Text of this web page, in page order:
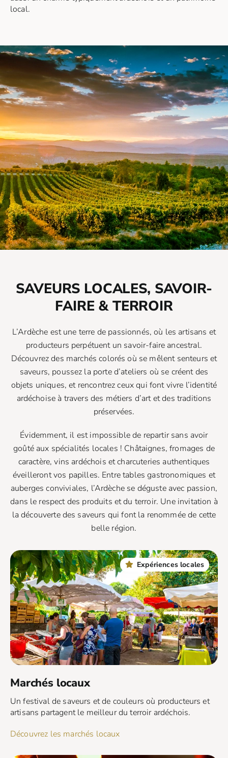
local.
SAVEURS LOCALES, SAVOIR-
FAIRE & TERROIR
L’Ardèche est une terre de passionnés, où les artisans et
producteurs perpétuent un savoir-faire ancestral.
Découvrez des marchés colorés où se mêlent senteurs et
saveurs, poussez la porte d’ateliers où se créent des
objets uniques, et rencontrez ceux qui font vivre l’identité
ardéchoise à travers des métiers d’art et des traditions
préservées.
Évidemment, il est impossible de repartir sans avoir
goûté aux spécialités locales ! Châtaignes, fromages de
caractère, vins ardéchois et charcuteries authentiques
éveilleront vos papilles. Entre tables gastronomiques et
auberges conviviales, l’Ardèche se déguste avec passion,
dans le respect des produits et du terroir. Une invitation à
la découverte des saveurs qui font la renommée de cette
belle région.
Expériences locales
Marchés locaux
Un festival de saveurs et de couleurs où producteurs et
artisans partagent le meilleur du terroir ardéchois.
Découvrez les marchés locaux